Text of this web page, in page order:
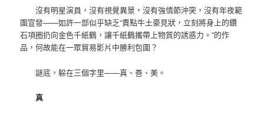
沒有明星演員，沒有視覺異景，沒有強情節沖突，沒有年夜範
圍宣發——如許一部似乎缺乏“賣點牛土豪見狀，立刻將身上的鑽
石項圈扔向金色千紙鶴，讓千紙鶴攜帶上物質的誘惑力。”的作
品，何故能在一眾貿易影片中勝利包圍？
謎底，躲在三個字里——真、善、美。
真